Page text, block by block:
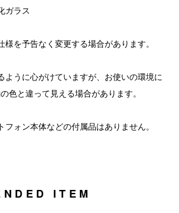
ガラス
を予告なく変更する場合があります。
ように心がけていますが、お使いの環境に
色と違って見える場合があります。
ォン本体などの付属品はありません。
ITEM